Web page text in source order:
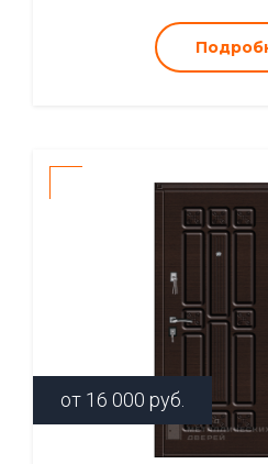
от 16 000 руб.